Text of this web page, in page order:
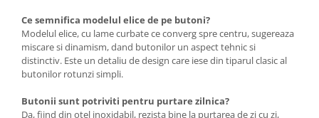
Ce semnifica modelul elice de pe butoni?
Modelul elice, cu lame curbate ce converg spre centru, sugereaza
miscare si dinamism, dand butonilor un aspect tehnic si
distinctiv. Este un detaliu de design care iese din tiparul clasic al
butonilor rotunzi simpli.
Butonii sunt potriviti pentru purtare zilnica?
Da, fiind din otel inoxidabil, rezista bine la purtarea de zi cu zi,